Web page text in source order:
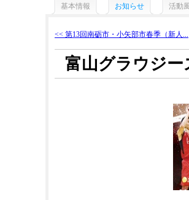
基本情報 お知らせ 活動
<< 第13回南砺市・小矢部市春季（新人...
富山グラウジー